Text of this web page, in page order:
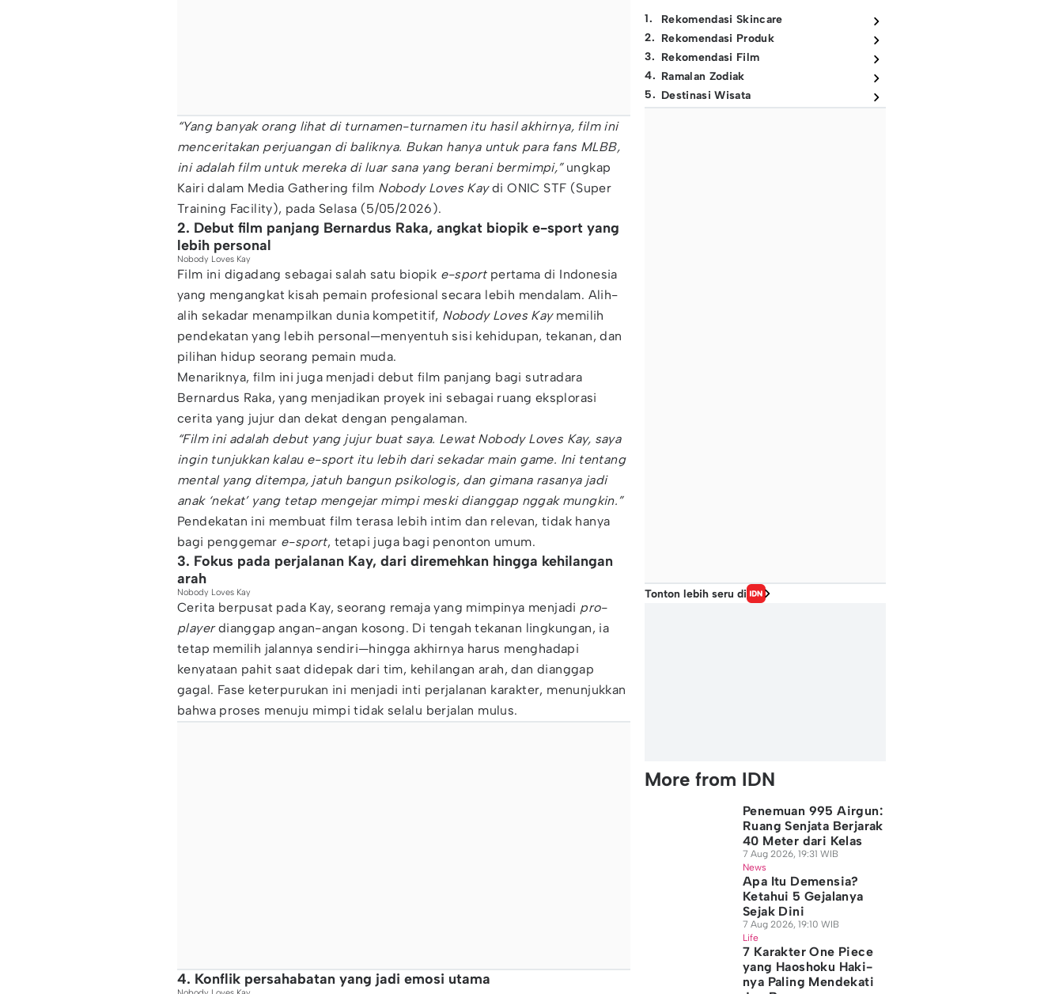
“Yang banyak orang lihat di turnamen-turnamen itu hasil akhirnya, film ini
menceritakan perjuangan di baliknya. Bukan hanya untuk para fans MLBB,
ini adalah film untuk mereka di luar sana yang berani bermimpi,” ungkap
Kairi dalam Media Gathering film Nobody Loves Kaydi ONIC STF (Super
Training Facility), pada Selasa (5/05/2026).
2. Debut film panjang Bernardus Raka, angkat biopik e-sport yang
lebih personal
Nobody Loves Kay
Film ini digadang sebagai salah satu biopik e-sportpertama di Indonesia
yang mengangkat kisah pemain profesional secara lebih mendalam. Alih-
alih sekadar menampilkan dunia kompetitif, Nobody Loves Kaymemilih
pendekatan yang lebih personal—menyentuh sisi kehidupan, tekanan, dan
pilihan hidup seorang pemain muda.
Menariknya, film ini juga menjadi debut film panjang bagi sutradara
Bernardus Raka, yang menjadikan proyek ini sebagai ruang eksplorasi
cerita yang jujur dan dekat dengan pengalaman.
“Film ini adalah debut yang jujur buat saya. Lewat Nobody Loves Kay, saya
ingin tunjukkan kalau e-sport itu lebih dari sekadar main game. Ini tentang
mental yang ditempa, jatuh bangun psikologis, dan gimana rasanya jadi
anak ‘nekat’ yang tetap mengejar mimpi meski dianggap nggak mungkin.”
Pendekatan ini membuat film terasa lebih intim dan relevan, tidak hanya
bagi penggemar e-sport, tetapi juga bagi penonton umum.
3. Fokus pada perjalanan Kay, dari diremehkan hingga kehilangan
arah
Nobody Loves Kay
Cerita berpusat pada Kay, seorang remaja yang mimpinya menjadi pro-
playerdianggap angan-angan kosong. Di tengah tekanan lingkungan, ia
tetap memilih jalannya sendiri—hingga akhirnya harus menghadapi
kenyataan pahit saat didepak dari tim, kehilangan arah, dan dianggap
gagal. Fase keterpurukan ini menjadi inti perjalanan karakter, menunjukkan
bahwa proses menuju mimpi tidak selalu berjalan mulus.
4. Konflik persahabatan yang jadi emosi utama
1.
Rekomendasi Skincare
2. Rekomendasi Produk
3. Rekomendasi Film
4. Ramalan Zodiak
5. Destinasi Wisata
Tonton lebih seru di
More from IDN
Penemuan 995 Airgun:
Ruang Senjata Berjarak
40 Meter dari Kelas
7 Aug 2026, 19:31 WIB
News
Apa Itu Demensia?
Ketahui 5 Gejalanya
Sejak Dini
7 Aug 2026, 19:10 WIB
Life
7 Karakter One Piece
yang Haoshoku Haki-
nya Paling Mendekati